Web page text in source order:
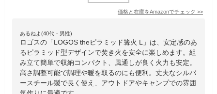
価格と在庫をAmazonでチェック >>
あるねよ(40代・男性)
ロゴスの「LOGOS theピラミッド篝火 L」は、安定感のあ
るピラミッド型デザインで焚き火を安全に楽しめます。組
み立て簡単で収納コンパクト、風通しが良く火力も安定。
高さ調整可能で調理や暖を取るのにも便利。丈夫なシルバ
ースチール製で長く使え、アウトドアやキャンプでの雰囲